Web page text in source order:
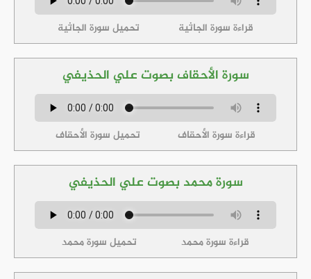
قراءة سورة الجاثية تحميل سورة الجاثية
سورة الأحقاف بصوت علي الحذيفي
قراءة سورة الأحقاف تحميل سورة الأحقاف
سورة محمد بصوت علي الحذيفي
قراءة سورة محمد تحميل سورة محمد